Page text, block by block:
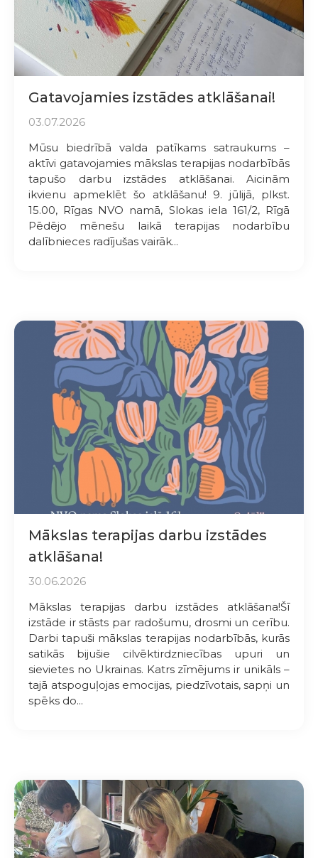
Gatavojamies izstādes atklāšanai!
03.07.2026
Mūsu biedrībā valda patīkams satraukums –
aktīvi gatavojamies mākslas terapijas nodarbībās
tapušo darbu izstādes atklāšanai. Aicinām
ikvienu apmeklēt šo atklāšanu! 9. jūlijā, plkst.
15.00, Rīgas NVO namā, Slokas iela 161/2, Rīgā
Pēdējo mēnešu laikā terapijas nodarbību
dalībnieces radījušas vairāk...
Mākslas terapijas darbu izstādes
atklāšana!
30.06.2026
Mākslas terapijas darbu izstādes atklāšana!Šī
izstāde ir stāsts par radošumu, drosmi un cerību.
Darbi tapuši mākslas terapijas nodarbībās, kurās
satikās bijušie cilvēktirdzniecības upuri un
sievietes no Ukrainas. Katrs zīmējums ir unikāls –
tajā atspoguļojas emocijas, piedzīvotais, sapņi un
spēks do...